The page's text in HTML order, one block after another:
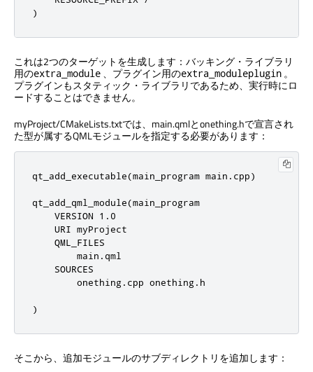
)
これは2つのターゲットを生成します：バッキング・ライブラリ
用のextra_module 、プラグイン用のextra_moduleplugin 。
プラグインもスタティック・ライブラリであるため、実行時にロ
ードすることはできません。
myProject/CMakeLists.txtでは、main.qmlとonething.hで宣言され
た型が属するQMLモジュールを指定する必要があります：
qt_add_executable(main_program main.cpp)
qt_add_qml_module(main_program
    VERSION 1.0
    URI myProject
    QML_FILES
        main.qml
    SOURCES
        onething.cpp onething.h
)
そこから、追加モジュールのサブディレクトリを追加します：